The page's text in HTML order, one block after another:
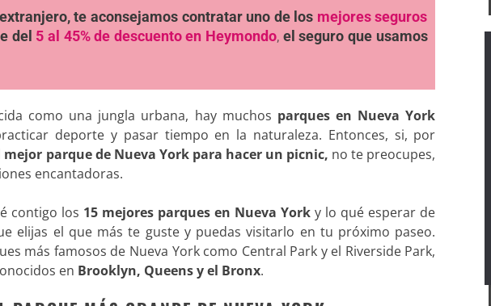
te aconsejamos contratar uno de los mejores seguros
del 5 al 45% de descuento en Heymondo, el seguro que usamos
como una jungla urbana, hay muchos parques en Nueva York
deporte y pasar tiempo en la naturaleza. Entonces, si, por
mejor parque de Nueva York para hacer un picnic, no te preocupes,
encantadoras.
contigo los 15 mejores parques en Nueva Yorky lo qué esperar de
elijas el que más te guste y puedas visitarlo en tu próximo paseo.
más famosos de Nueva York como Central Park y el Riverside Park,
en Brooklyn, Queens y el Bronx.